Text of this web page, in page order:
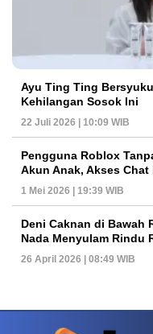
Ayu Ting Ting
Kehilangan Sosok Ini
22 Juli 2026 | 10:09 WIB
Pengguna Roblox
Akun Anak, Akses Chat
1 Mei 2026 | 19:39 WIB
Deni Caknan di Bawah
Nada Menyulam Rindu
26 April 2026 | 08:49 WIB
PETIR800 LOGIN PETIR800